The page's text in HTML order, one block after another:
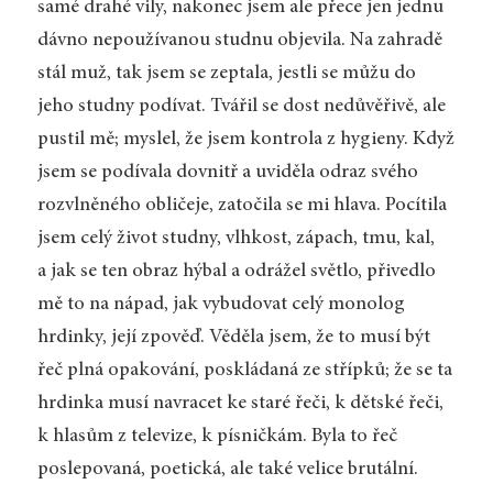
samé drahé vily, nakonec jsem ale přece jen jednu
dávno nepoužívanou studnu objevila. Na zahradě
stál muž, tak jsem se zeptala, jestli se můžu do
jeho studny podívat. Tvářil se dost nedůvěřivě, ale
pustil mě; myslel, že jsem kontrola z hygieny. Když
jsem se podívala dovnitř a uviděla odraz svého
rozvlněného obličeje, zatočila se mi hlava. Pocítila
jsem celý život studny, vlhkost, zápach, tmu, kal,
a jak se ten obraz hýbal a odrážel světlo, přivedlo
mě to na nápad, jak vybudovat celý monolog
hrdinky, její zpověď. Věděla jsem, že to musí být
řeč plná opakování, poskládaná ze střípků; že se ta
hrdinka musí navracet ke staré řeči, k dětské řeči,
k hlasům z televize, k písničkám. Byla to řeč
poslepovaná, poetická, ale také velice brutální.